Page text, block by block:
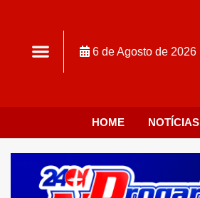
6 de Agosto de 2026
HOME NOTÍCIAS